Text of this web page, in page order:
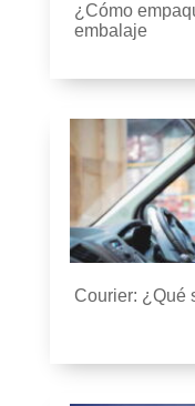
¿Cómo
embalaje
Courier: ¿Qué